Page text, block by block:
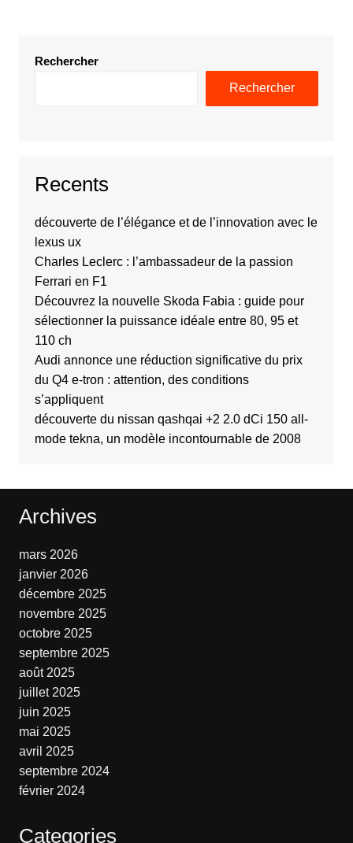
Rechercher
Rechercher
Recents
découverte de l’élégance et de l’innovation avec le
lexus ux
Charles Leclerc : l’ambassadeur de la passion
Ferrari en F1
Découvrez la nouvelle Skoda Fabia : guide pour
sélectionner la puissance idéale entre 80, 95 et
110 ch
Audi annonce une réduction significative du prix
du Q4 e-tron : attention, des conditions
s’appliquent
découverte du nissan qashqai +2 2.0 dCi 150 all-
mode tekna, un modèle incontournable de 2008
Archives
mars 2026
janvier 2026
décembre 2025
novembre 2025
octobre 2025
septembre 2025
août 2025
juillet 2025
juin 2025
mai 2025
avril 2025
septembre 2024
février 2024
Categories